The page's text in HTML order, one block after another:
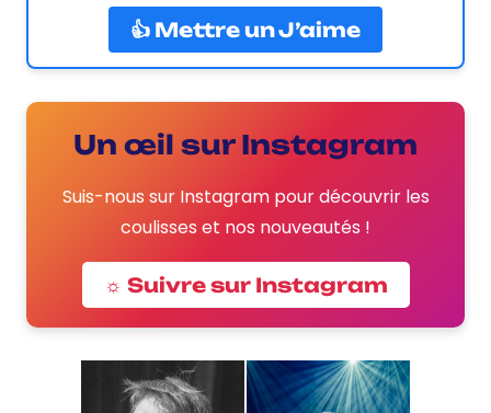
👍 Mettre un J’aime
Un œil sur Instagram
Suis-nous sur Instagram pour découvrir les
coulisses et nos nouveautés !
☼ Suivre sur Instagram